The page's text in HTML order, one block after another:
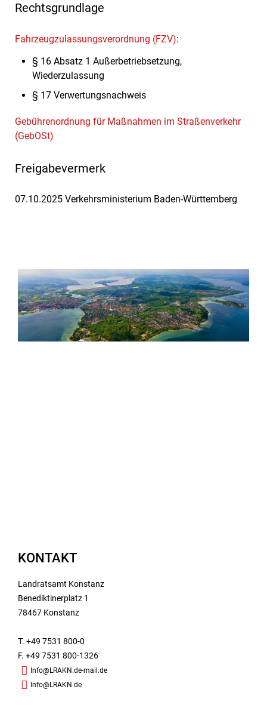
Rechtsgrundlage
Fahrzeugzulassungsverordnung (FZV):
§ 16 Absatz 1 Außerbetriebsetzung,
Wiederzulassung
§ 17 Verwertungsnachweis
Gebührenordnung für Maßnahmen im Straßenverkehr
(GebOSt)
Freigabevermerk
07.10.2025 Verkehrsministerium Baden-Württemberg
KONTAKT
Landratsamt Konstanz
Benediktinerplatz 1
78467 Konstanz
T. +49 7531 800-0
F. +49 7531 800-1326
Info@LRAKN.de-mail.de
Info@LRAKN.de